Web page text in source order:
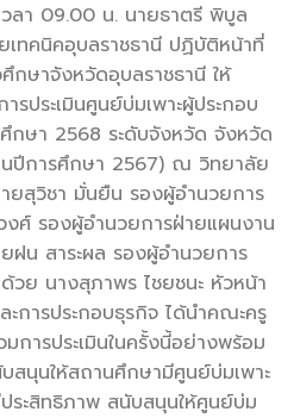
ลา 09.00 น. นายธาตรี พิบูล
ทคนิคอุบลราชธานี ปฏิบัติหน้าที่
กษาจังหวัดอุบลราชธานี ให้
รประเมินศูนย์บ่มเพาะผู้ประกอบ
กษา 2568 ระดับจังหวัด จังหวัด
นปีการศึกษา 2567) ณ วิทยาลัย
ยสุวิชา มั่นยืน รองผู้อำนวยการ
งศ์ รองผู้อำนวยการฝ่ายแผนงาน
ฝน สาระผล รองผู้อำนวยการ
วย นางสุภาพร ไชยชนะ หัวหน้า
การประกอบธุรกิจ ได้นำคณะครู
การประเมินในครั้งนี้อย่างพร้อม
สนุนให้สถานศึกษามีศูนย์บ่มเพาะ
ระสิทธิภาพ สนับสนุนให้ศูนย์บ่ม